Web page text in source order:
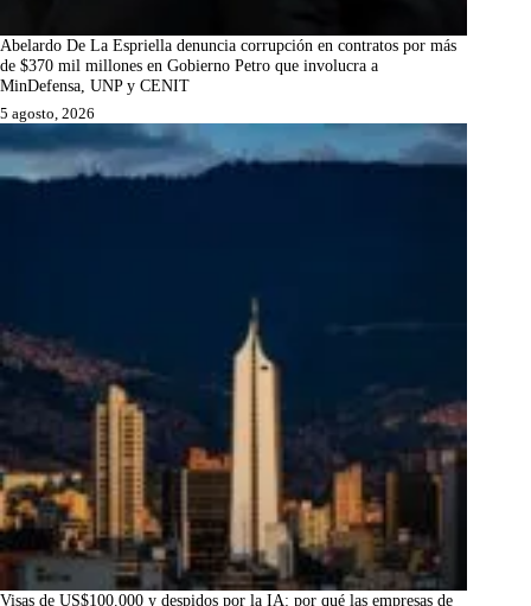
Abelardo De La Espriella denuncia corrupción en contratos por más
de $370 mil millones en Gobierno Petro que involucra a
MinDefensa, UNP y CENIT
5 agosto, 2026
Visas de US$100.000 y despidos por la IA: por qué las empresas de